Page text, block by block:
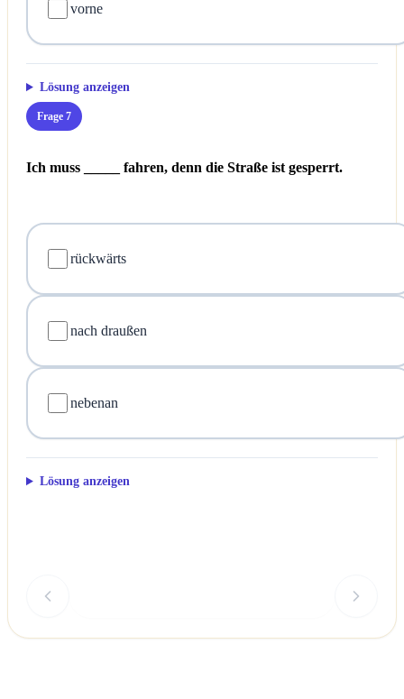
vorne
Lösung anzeigen
Frage 7
Ich muss _____ fahren, denn die Straße ist gesperrt.
rückwärts
nach draußen
nebenan
Lösung anzeigen